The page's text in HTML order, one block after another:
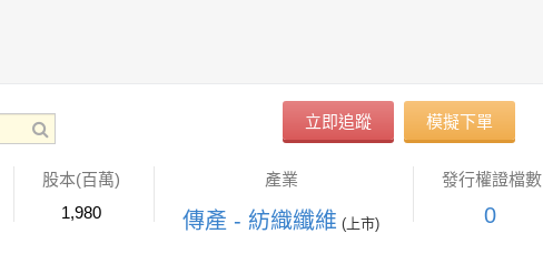
立即追蹤 模擬下單
股本(百萬)
1,980
產業
傳產 - 紡織纖維 (上市)
發行權證檔數
0